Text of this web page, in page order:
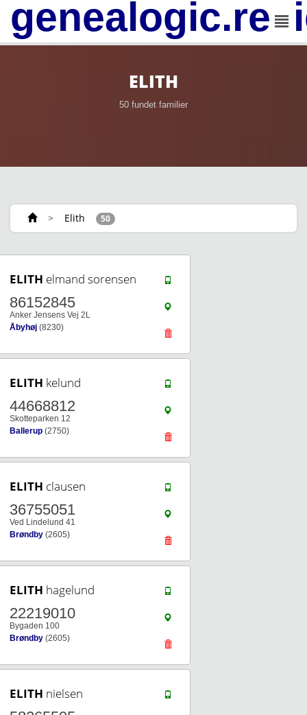
ELITH
50 fundet familier
> Elith 50
ELITH elmand sorensen
86152845
Anker Jensens Vej 2L
Åbyhøj (8230)
ELITH kelund
44668812
Skotteparken 12
Ballerup (2750)
ELITH clausen
36755051
Ved Lindelund 41
Brøndby (2605)
ELITH hagelund
22219010
Bygaden 100
Brøndby (2605)
ELITH nielsen